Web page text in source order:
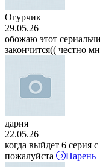
Огурчик
29.05.26
обожаю этот
закончится(( честно
дария
22.05.26
когда выйдет 6 серия
пожалуйста
Парень